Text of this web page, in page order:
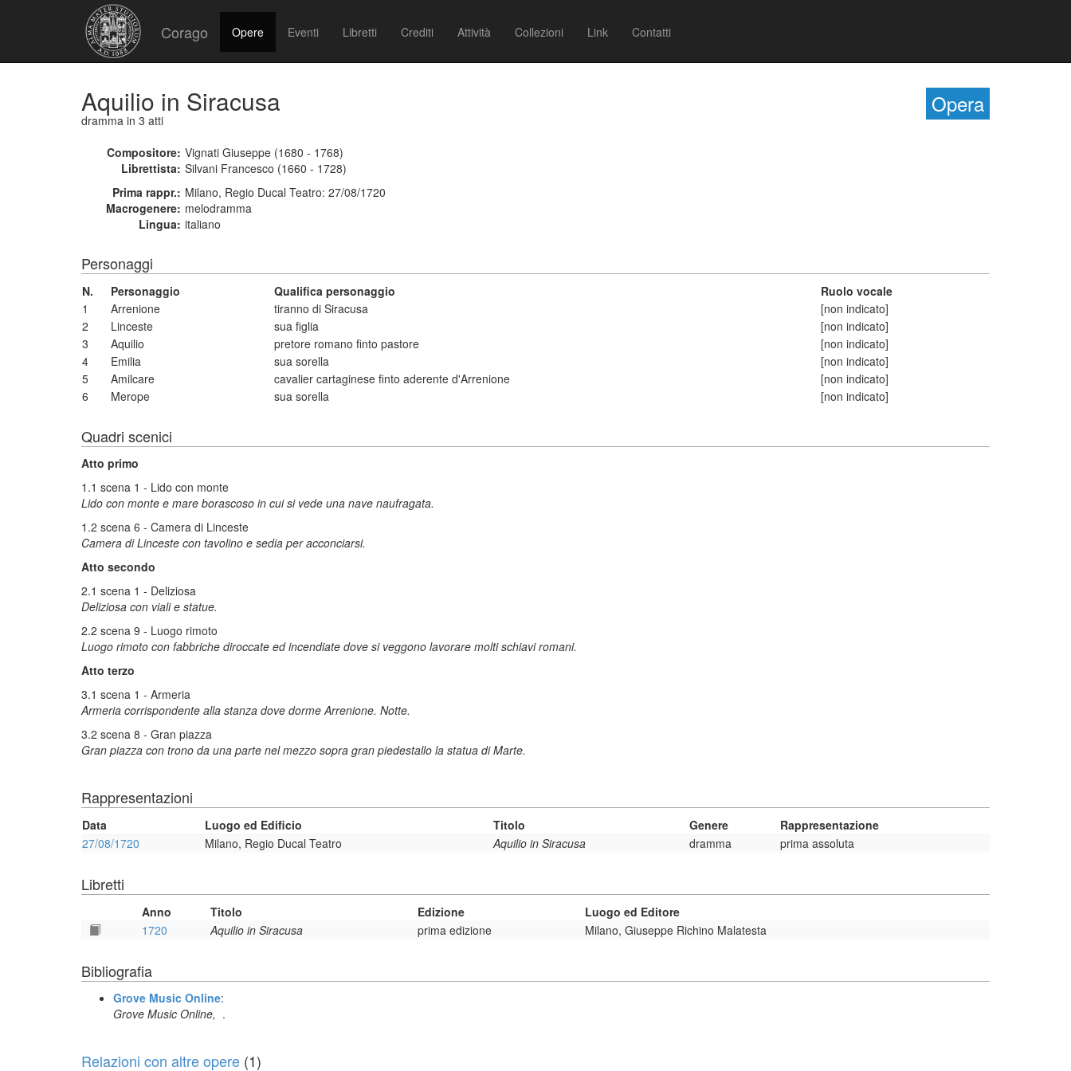
Corago Opere Eventi Libretti Crediti Attività Collezioni Link Contatti
Opera
Aquilio in Siracusa
dramma in 3 atti
Compositore: Vignati Giuseppe (1680 - 1768)
Librettista: Silvani Francesco (1660 - 1728)
Prima rappr.: Milano, Regio Ducal Teatro: 27/08/1720
Macrogenere: melodramma
Lingua: italiano
Personaggi
N. Personaggio Qualifica personaggio
Ruolo vocale
1
Arrenione tiranno di Siracusa
[non indicato]
2
Linceste sua figlia
[non indicato]
3
Aquilio pretore romano finto pastore
[non indicato]
4
Emilia sua sorella
[non indicato]
5
Amilcare cavalier cartaginese finto aderente d'Arrenione
[non indicato]
6
Merope sua sorella [non indicato]
Quadri scenici
Atto primo
1.1 scena 1 - Lido con monte
Lido con monte e mare borascoso in cui si vede una nave naufragata.
1.2 scena 6 - Camera di Linceste
Camera di Linceste con tavolino e sedia per acconciarsi.
Atto secondo
2.1 scena 1 - Deliziosa
Deliziosa con viali e statue.
2.2 scena 9 - Luogo rimoto
Luogo rimoto con fabbriche diroccate ed incendiate dove si veggono lavorare molti schiavi romani.
Atto terzo
3.1 scena 1 - Armeria
Armeria corrispondente alla stanza dove dorme Arrenione. Notte.
3.2 scena 8 - Gran piazza
Gran piazza con trono da una parte nel mezzo sopra gran piedestallo la statua di Marte.
Rappresentazioni
Data Luogo ed Edificio Titolo Genere
Rappresentazione
27/08/1720
Milano, Regio Ducal Teatro Aquilio in Siracusa dramma prima assoluta
Libretti
Anno Titolo Edizione
Luogo ed Editore
1720
Aquilio in Siracusa prima edizione Milano, Giuseppe Richino Malatesta
Bibliografia
Grove Music Online:
Grove Music Online, .
Relazioni con altre opere (1)